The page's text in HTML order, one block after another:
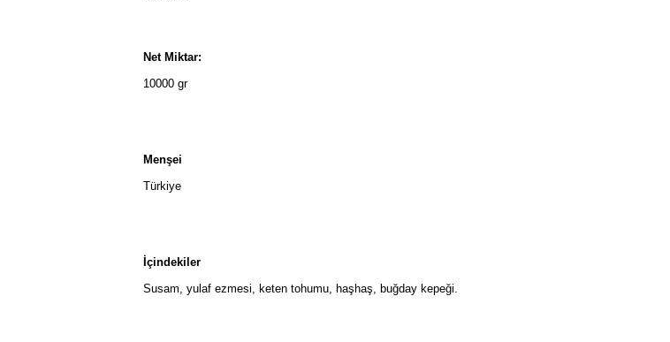
Net Miktar:
10000 gr
Menşei
Türkiye
İçindekiler
Susam, yulaf ezmesi, keten